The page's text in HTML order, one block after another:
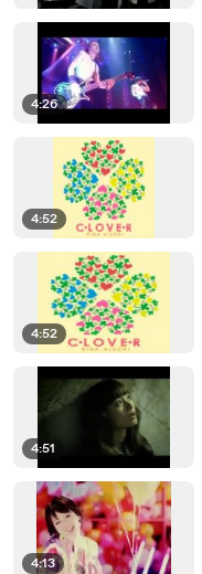
4:26
4:52
4:52
4:51
4:13